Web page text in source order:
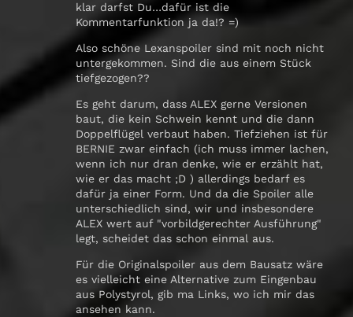
klar darfst Du…dafür ist die
Kommentarfunktion ja da!? =)
Also schöne Lexanspoiler sind mit noch nicht
untergekommen. Sind die aus einem Stück
tiefgezogen??
Es geht darum, dass ALEX gerne Versionen
baut, die kein Schwein kennt und die dann
Doppelflügel verbaut haben. Tiefziehen ist für
BERNIE zwar einfach (ich muss immer lachen,
wenn ich nur dran denke, wie er erzählt hat,
wie er das macht ;D ) allerdings bedarf es
dafür ja einer Form. Und da die Spoiler alle
unterschiedlich sind, wir und insbesondere
ALEX wert auf "vorbildgerechter Ausführung"
legt, scheidet das schon einmal aus.
Für die Originalspoiler aus dem Bausatz wäre
es vielleicht eine Alternative zum Eingenbau
aus Polystyrol, gib ma Links, wo ich mir das
ansehen kann.